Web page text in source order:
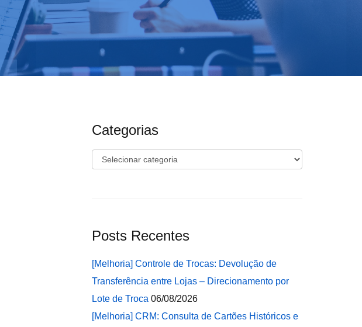
Categorias
Categorias
Posts Recentes
[Melhoria] Controle de Trocas: Devolução de
Transferência entre Lojas – Direcionamento por
Lote de Troca 06/08/2026
[Melhoria] CRM: Consulta de Cartões Históricos e